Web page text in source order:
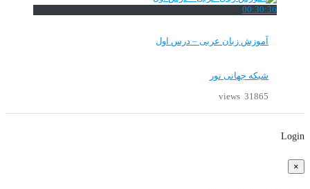
00:30:36
آموزش زبان عربی – درس اول
شبکه جهانی نور
31865 views
Login
×